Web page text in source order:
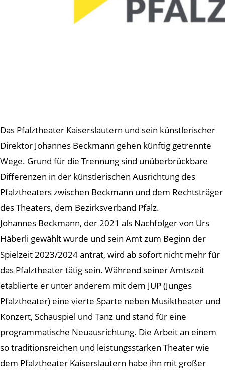
Das Pfalztheater Kaiserslautern und sein künstlerischer
Direktor Johannes Beckmann gehen künftig getrennte
Wege. Grund für die Trennung sind unüberbrückbare
Differenzen in der künstlerischen Ausrichtung des
Pfalztheaters zwischen Beckmann und dem Rechtsträger
des Theaters, dem Bezirksverband Pfalz.
Johannes Beckmann, der 2021 als Nachfolger von Urs
Häberli gewählt wurde und sein Amt zum Beginn der
Spielzeit 2023/2024 antrat, wird ab sofort nicht mehr für
das Pfalztheater tätig sein. Während seiner Amtszeit
etablierte er unter anderem mit dem JUP (Junges
Pfalztheater) eine vierte Sparte neben Musiktheater und
Konzert, Schauspiel und Tanz und stand für eine
programmatische Neuausrichtung. Die Arbeit an einem
so traditionsreichen und leistungsstarken Theater wie
dem Pfalztheater Kaiserslautern habe ihn mit großer